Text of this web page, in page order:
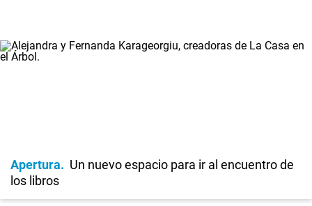
Apertura
Un nuevo espacio para ir al encuentro de
los libros